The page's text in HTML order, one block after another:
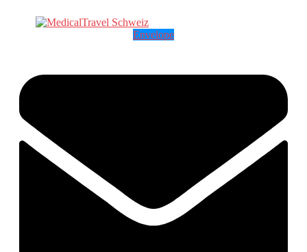
Envelope